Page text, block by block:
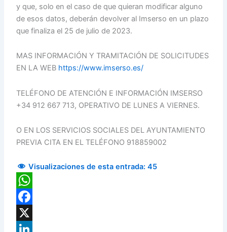
y que, solo en el caso de que quieran modificar alguno
de esos datos, deberán devolver al Imserso en un plazo
que finaliza el 25 de julio de 2023.
MAS INFORMACIÓN Y TRAMITACIÓN DE SOLICITUDES
EN LA WEB https://www.imserso.es/
TELÉFONO DE ATENCIÓN E INFORMACIÓN IMSERSO
+34 912 667 713, OPERATIVO DE LUNES A VIERNES.
O EN LOS SERVICIOS SOCIALES DEL AYUNTAMIENTO
PREVIA CITA EN EL TELÉFONO 918859002
Visualizaciones de esta entrada: 45
WhatsApp
Facebook
X